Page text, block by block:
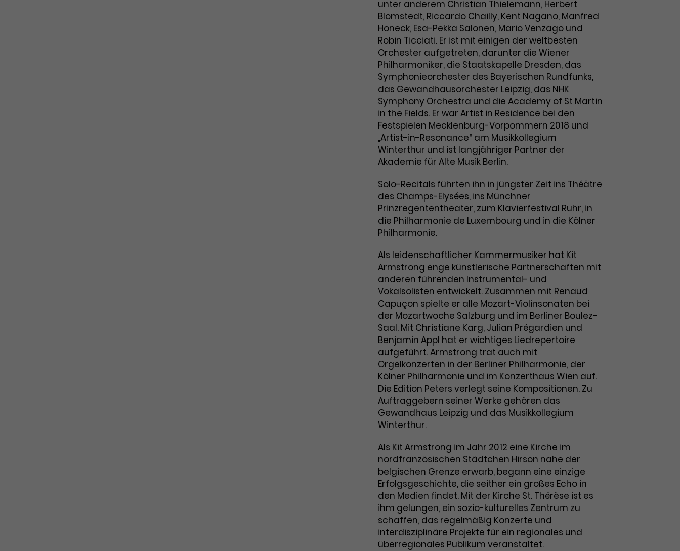
Cookie. Bestimmte Daten werden nur
maximal einmal pro Minute an Google
Analytics gesendet. Solange es gesetzt
Datenübertragungen unterbunden.
zu messen und Remarketing-Funktionen
Dieses Cookie dient der Anzeige
personalisierter Werbung und misst die
Wirksamkeit von Werbekampagnen über
verschiedene Websites hinweg.
unter anderem Christian Thielemann, Herbert
Blomstedt, Riccardo Chailly, Kent Nagano, Manfred
Honeck, Esa-Pekka Salonen, Mario Venzago und
Robin Ticciati. Er ist mit einigen der weltbesten
Orchester aufgetreten, darunter die Wiener
Philharmoniker, die Staatskapelle Dresden, das
Symphonieorchester des Bayerischen Rundfunks,
das Gewandhausorchester Leipzig, das NHK
Symphony Orchestra und die Academy of St Martin
in the Fields. Er war Artist in Residence bei den
Festspielen Mecklenburg-Vorpommern 2018 und
„Artist-in-Resonance“ am Musikkollegium
Winterthur und ist langjähriger Partner der
Akademie für Alte Musik Berlin.
Solo-Recitals führten ihn in jüngster Zeit ins Théâtre
des Champs-Elysées, ins Münchner
Prinzregententheater, zum Klavierfestival Ruhr, in
die Philharmonie de Luxembourg und in die Kölner
Philharmonie.
Als leidenschaftlicher Kammermusiker hat Kit
Armstrong enge künstlerische Partnerschaften mit
anderen führenden Instrumental- und
Vokalsolisten entwickelt. Zusammen mit Renaud
Capuçon spielte er alle Mozart-Violinsonaten bei
der Mozartwoche Salzburg und im Berliner Boulez-
Saal. Mit Christiane Karg, Julian Prégardien und
Benjamin Appl hat er wichtiges Liedrepertoire
aufgeführt. Armstrong trat auch mit
Orgelkonzerten in der Berliner Philharmonie, der
Kölner Philharmonie und im Konzerthaus Wien auf.
Die Edition Peters verlegt seine Kompositionen. Zu
Auftraggebern seiner Werke gehören das
Gewandhaus Leipzig und das Musikkollegium
Winterthur.
Als Kit Armstrong im Jahr 2012 eine Kirche im
nordfranzösischen Städtchen Hirson nahe der
belgischen Grenze erwarb, begann eine einzige
Erfolgsgeschichte, die seither ein großes Echo in
den Medien findet. Mit der Kirche St. Thérèse ist es
ihm gelungen, ein sozio-kulturelles Zentrum zu
schaffen, das regelmäßig Konzerte und
interdisziplinäre Projekte für ein regionales und
überregionales Publikum veranstaltet.